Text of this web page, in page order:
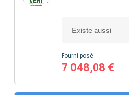
Fourni posé
7 048,08 €